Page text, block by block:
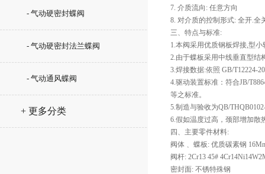
- 气动硬密封蝶阀
- 气动硬密封法兰蝶阀
- 气动通风蝶阀
+ 更多分类
7. 介质流向: 任意方向
8. 对介质的控制形式: 全开.全
三、特点与标准:
1.本阀采用优质钢板焊接,型
2.由于蝶板采用中线垂直型结
3.焊接数据:依照 GB/T12224-
4.驱动装置标准：符合JB/
等之标准。
5.制造与验收为QB/
6.假如温度过高，颈部增加散
四、主要零件材料:
阀体﹑ 蝶板: 优质碳素钢
阀杆: 2Cr13 45#
密封面: 不锈特殊钢